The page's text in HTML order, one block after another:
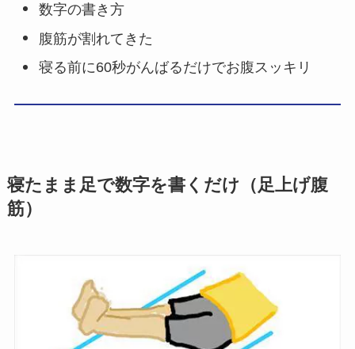
数字の書き方
腹筋が割れてきた
寝る前に60秒がんばるだけでお腹スッキリ
寝たまま足で数字を書くだけ（足上げ腹
筋）